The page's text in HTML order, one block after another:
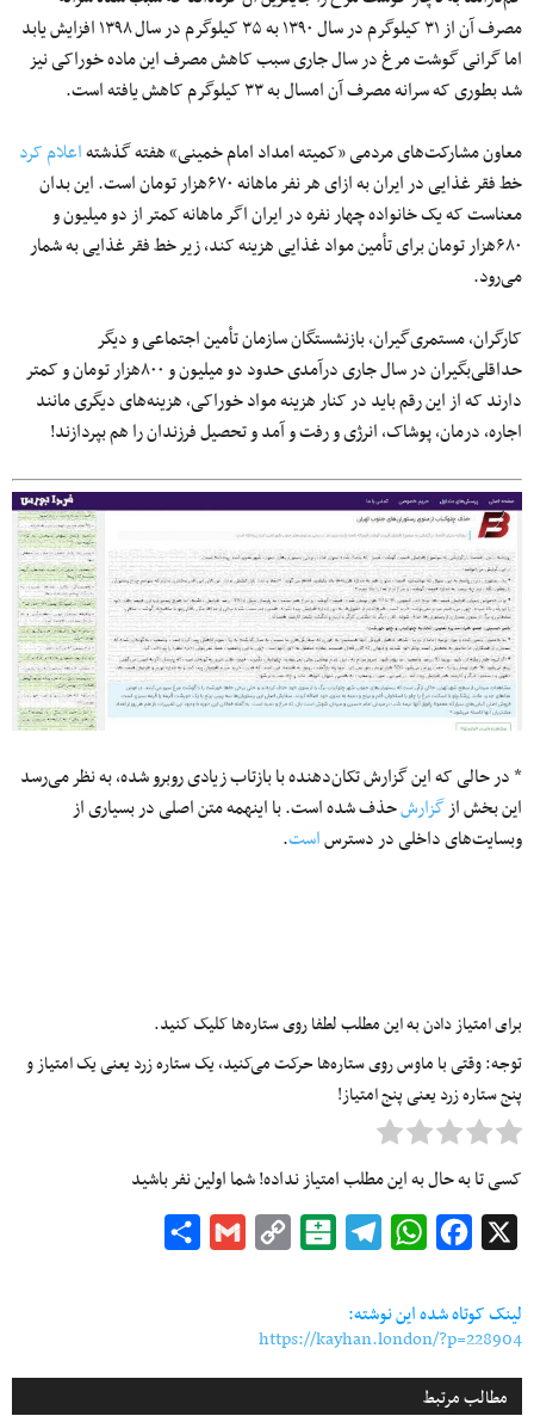
مصرف آن از ۳۱ کیلوگرم در سال ۱۳۹۰ به ۳۵ کیلوگرم در سال ۱۳۹۸ افزایش یابد
اما گرانی گوشت مرغ در سال جاری سبب کاهش مصرف این ماده خوراکی نیز
شد بطوری که سرانه مصرف آن امسال به ۳۳ کیلوگرم کاهش یافته است.
معاون مشارکت‌های مردمی «کمیته امداد امام خمینی» هفته گذشتهاعلام کرد
خط فقر غذایی در ایران به ازای هر نفر ماهانه ۶۷۰هزار تومان است. این بدان
معناست که یک خانواده چهار نفره در ایران اگر ماهانه کمتر از دو میلیون و
۶۸۰هزار تومان برای تأمین مواد غذایی هزینه کند، زیر خط فقر غذایی به شمار
می‌رود.
کارگران، مستمری‌گیران، بازنشستگان سازمان تأمین اجتماعی و دیگر
حداقلی‌بگیران در سال جاری درآمدی حدود دو میلیون و ۸۰۰هزار تومان و کمتر
دارند که از این رقم باید در کنار هزینه مواد خوراکی، هزینه‌های دیگری مانند
اجاره، درمان، پوشاک، انرژی و رفت و آمد و تحصیل فرزندان را هم بپردازند!
* در حالی که این گزارش تکان‌دهنده با بازتاب زیادی روبرو شده، به نظر می‌رسد
این بخش ازگزارشحذف شده است. با اینهمه متن اصلی در بسیاری از
وبسایت‌های داخلی در دسترساست.
برای امتیاز دادن به این مطلب لطفا روی ستاره‌ها کلیک کنید.
توجه: وقتی با ماوس روی ستاره‌ها حرکت می‌کنید، یک ستاره زرد یعنی یک امتیاز و
پنج ستاره زرد یعنی پنج امتیاز!
کسی تا به حال به این مطلب امتیاز نداده! شما اولین نفر باشید
Facebook
WhatsApp
Telegram
Balatarin
Copy
Gmail
لینک کوتاه شده این نوشته:
https://kayhan.london/?p=228904
مطالب مرتبط